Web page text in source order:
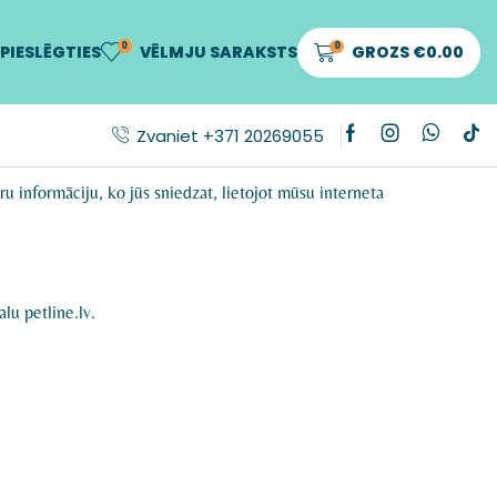
PIESLĒGTIES 0 VĒLMJU SARAKSTS 0 GROZS €0.00
Zvaniet +371 20269055
informāciju, ko jūs sniedzat, lietojot mūsu interneta
petline.lv.